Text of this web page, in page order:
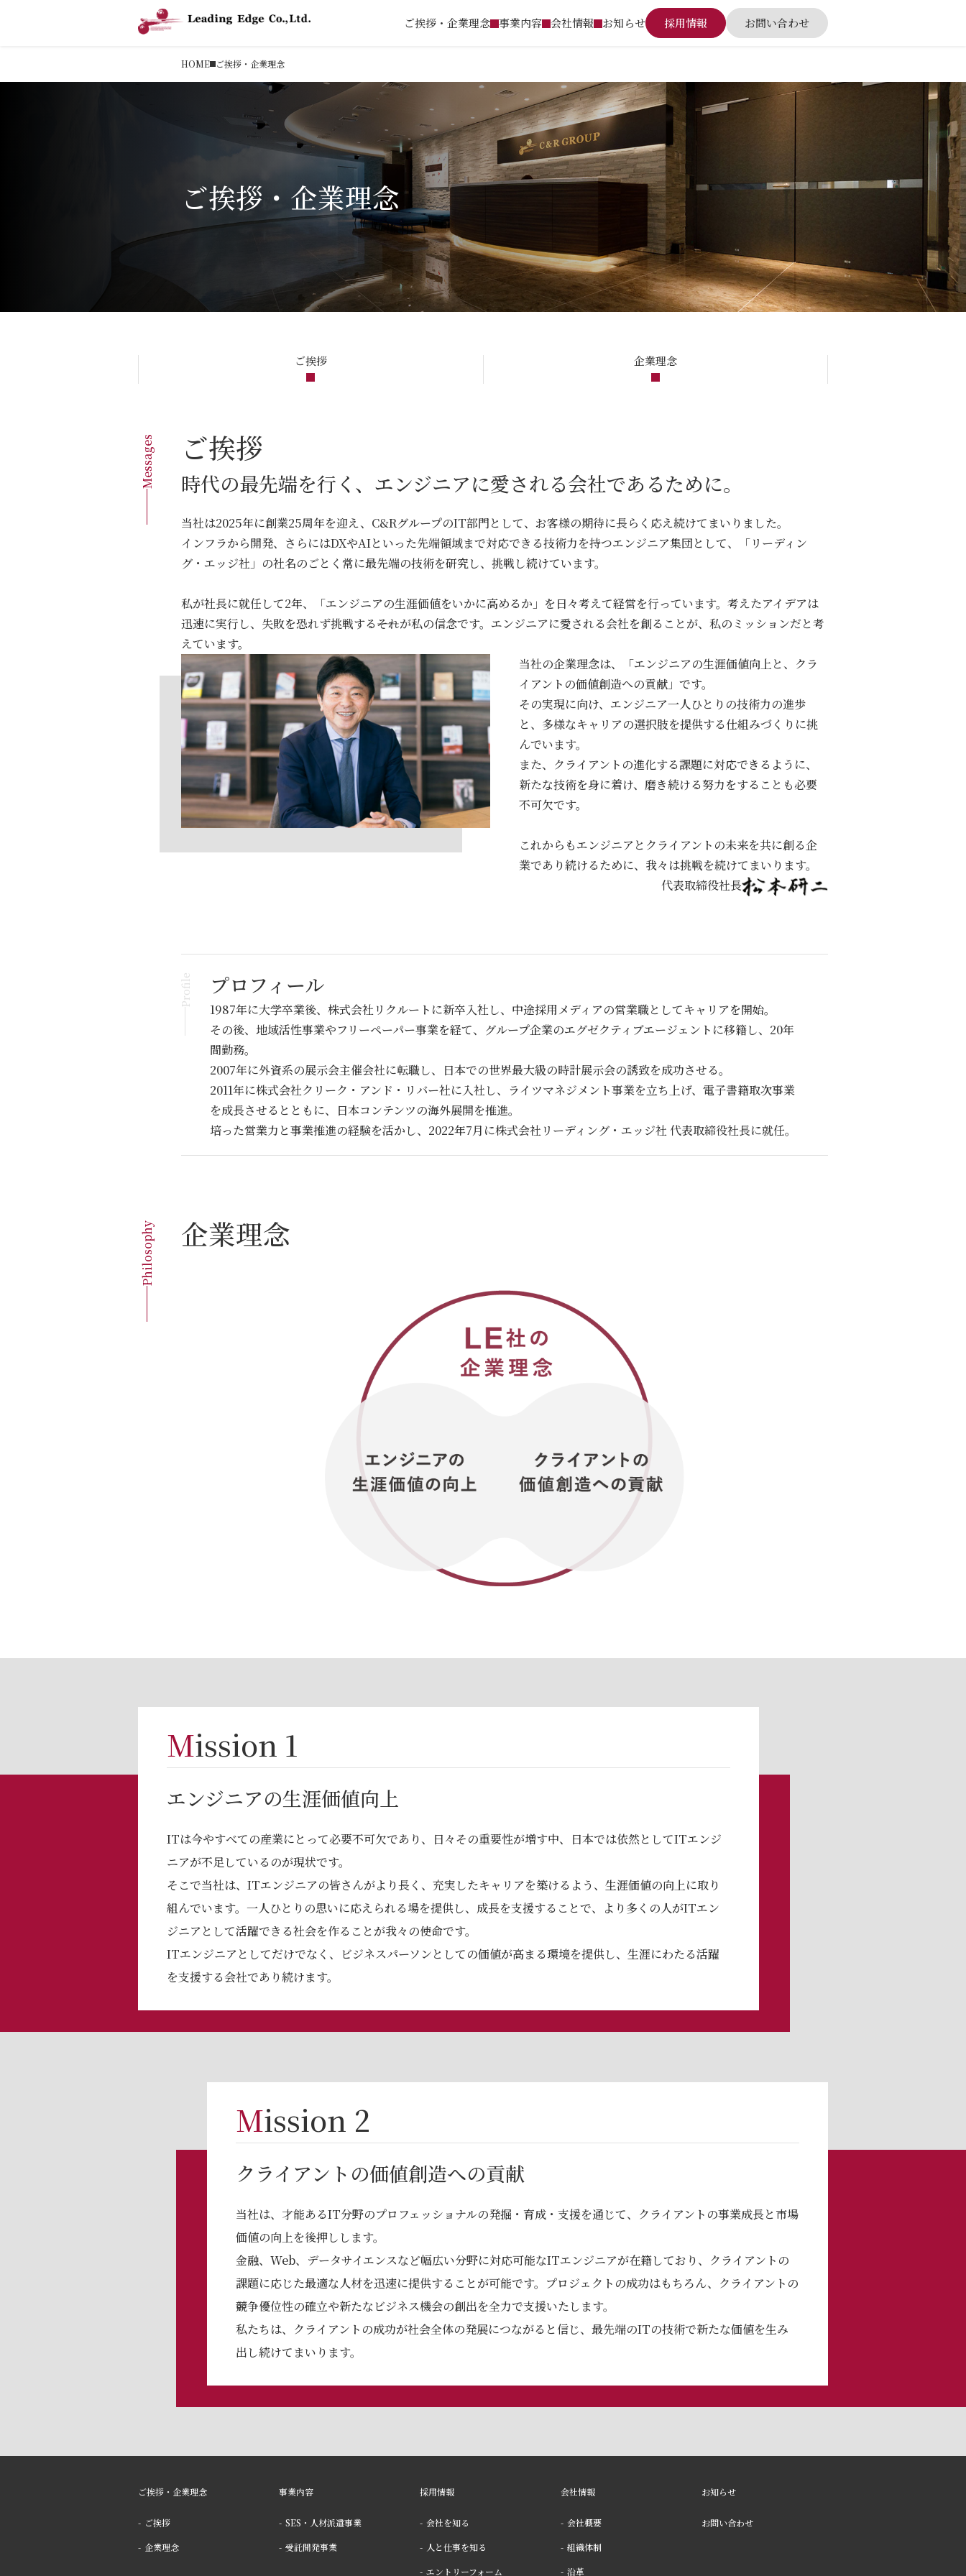
ご挨拶・企業理念 事業内容 会社情報 お知らせ 採⽤情報 お問い合わせ
HOME ご挨拶・企業理念
ご挨拶・企業理念
ご挨拶 企業理念
Messages ご挨拶
時代の最先端を⾏く、エンジニアに愛される会社であるために。
当社は2025年に創業25周年を迎え、C&RグループのIT部⾨として、お客様の期待に⻑らく応え続けてまいりました。
インフラから開発、さらにはDXやAIといった先端領域まで対応できる技術⼒を持つエンジニア集団として、「リーディン
グ・エッジ社」の社名のごとく常に最先端の技術を研究し、挑戦し続けています。
私が社⻑に就任して2年、「エンジニアの⽣涯価値をいかに⾼めるか」を⽇々考えて経営を⾏っています。考えたアイデアは
迅速に実⾏し、失敗を恐れず挑戦する――それが私の信念です。エンジニアに愛される会社を創ることが、私のミッションだと考
えています。
当社の企業理念は、「エンジニアの⽣涯価値向上と、クラ
イアントの価値創造への貢献」です。
その実現に向け、エンジニア⼀⼈ひとりの技術⼒の進歩
と、多様なキャリアの選択肢を提供する仕組みづくりに挑
んでいます。
また、クライアントの進化する課題に対応できるように、
新たな技術を⾝に着け、磨き続ける努⼒をすることも必要
不可⽋です。
これからもエンジニアとクライアントの未来を共に創る企
業であり続けるために、我々は挑戦を続けてまいります。
代表取締役社⻑
Profile プロフィール
1987年に大学卒業後、株式会社リクルートに新卒入社し、中途採用メディアの営業職としてキャリアを開始。
その後、地域活性事業やフリーペーパー事業を経て、グループ企業のエグゼクティブエージェントに移籍し、20年
間勤務。
2007年に外資系の展示会主催会社に転職し、日本での世界最大級の時計展示会の誘致を成功させる。
2011年に株式会社クリーク・アンド・リバー社に入社し、ライツマネジメント事業を立ち上げ、電子書籍取次事業
を成長させるとともに、日本コンテンツの海外展開を推進。
培った営業力と事業推進の経験を活かし、2022年7月に株式会社リーディング・エッジ社 代表取締役社長に就任。
Philosophy 企業理念
Mission 1
エンジニアの⽣涯価値向上
ITは今やすべての産業にとって必要不可⽋であり、⽇々その重要性が増す中、⽇本では依然としてITエンジ
ニアが不⾜しているのが現状です。
そこで当社は、ITエンジニアの皆さんがより⻑く、充実したキャリアを築けるよう、⽣涯価値の向上に取り
組んでいます。⼀⼈ひとりの思いに応えられる場を提供し、成⻑を⽀援することで、より多くの⼈がITエン
ジニアとして活躍できる社会を作ることが我々の使命です。
ITエンジニアとしてだけでなく、ビジネスパーソンとしての価値が⾼まる環境を提供し、⽣涯にわたる活躍
を⽀援する会社であり続けます。
Mission 2
クライアントの価値創造への貢献
当社は、才能あるIT分野のプロフェッショナルの発掘・育成・⽀援を通じて、クライアントの事業成⻑と市場
価値の向上を後押しします。
⾦融、Web、データサイエンスなど幅広い分野に対応可能なITエンジニアが在籍しており、クライアントの
課題に応じた最適な⼈材を迅速に提供することが可能です。プロジェクトの成功はもちろん、クライアントの
競争優位性の確⽴や新たなビジネス機会の創出を全⼒で⽀援いたします。
私たちは、クライアントの成功が社会全体の発展につながると信じ、最先端のITの技術で新たな価値を⽣み
出し続けてまいります。
ご挨拶・企業理念
ご挨拶
企業理念
事業内容
SES・⼈材派遣事業
受託開発事業
採⽤情報
会社を知る
⼈と仕事を知る
エントリーフォーム
会社情報
会社概要
組織体制
沿⾰
お知らせ
お問い合わせ